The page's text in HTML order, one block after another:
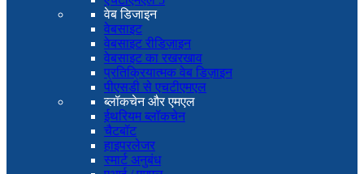
वेब डिजाइन
वेबसाइट
वेबसाइट रीडिज़ाइन
वेबसाइट का रखरखाव
प्रतिक्रियात्मक वेब डिज़ाइन
पीएसडी से एचटीएमएल
ब्लॉकचेन और एमएल
ईथरियम ब्लॉकचेन
चैटबॉट
हाइपरलेजर
स्मार्ट अनुबंध